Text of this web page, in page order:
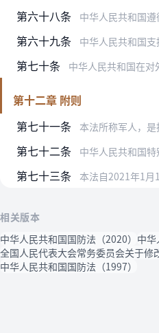
第六十八条 中华人民共和国遵循以联合国宪章宗旨和原则为基础的国际关系基本
第六十九条 中华人民共和国支持国际社会实施的有利于维护世界和地区和平、安
第七十条 中华人民共和国在对外军事关系中遵
第十二章 附则
第七十一条
本法所称军人，是指在中国
第七十二条 中华人民共和国特别行政区
第七十三条 本法自2021年1月
相关版本
中华人民共和国国防法（2020） 中华
全国人民代表大会常务委员会关于修
中华人民共和国国防法（1997）